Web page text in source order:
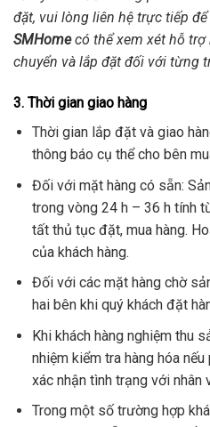
đặt, vui lòng liên hệ trực tiếp
SMHomecó thể xem xét hỗ trợ
chuyển và lắp đặt đối với từng
3. Thời gian giao hàng
Thời gian lắp đặt và giao
thông báo cụ thể cho bên
Đối với mặt hàng có sẵn:
trong vòng 24 h – 36 h tính
tất thủ tục đặt, mua hàng.
của khách hàng.
Đối với các mặt hàng chờ
hai bên khi quý khách đặt
Khi khách hàng nghiệm thu
nhiệm kiểm tra hàng hóa
xác nhận tình trạng với nhân
Trong một số trường hợp